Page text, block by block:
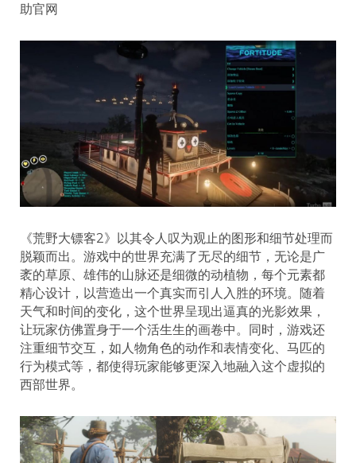
助官网
《荒野大镖客2》以其令人叹为观止的图形和细节处理而
脱颖而出。游戏中的世界充满了无尽的细节，无论是广
袤的草原、雄伟的山脉还是细微的动植物，每个元素都
精心设计，以营造出一个真实而引人入胜的环境。随着
天气和时间的变化，这个世界呈现出逼真的光影效果，
让玩家仿佛置身于一个活生生的画卷中。同时，游戏还
注重细节交互，如人物角色的动作和表情变化、马匹的
行为模式等，都使得玩家能够更深入地融入这个虚拟的
西部世界。